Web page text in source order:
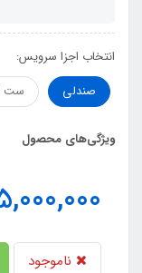
انتخاب اجزا سرویس:
صندلی
ست 4 نفره
ویژگی‌های محصول
ناموجود